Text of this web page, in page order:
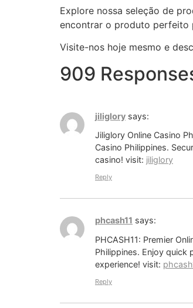
Explore nossa seleção de
encontrar o produto perfeito
Visite-nos hoje mesmo e
909
jiliglory says:
Jiliglory Online Casino
Casino Philippines.
casino! visit: jiliglory
Reply
phcash11 says:
PHCASH11: Premier
Philippines. Enjoy quick
experience! visit:
Reply